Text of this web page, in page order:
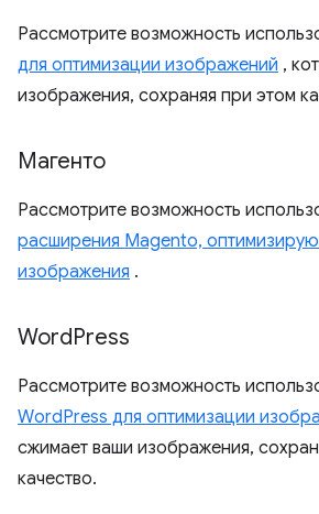
Рассмотрите возможность
для оптимизации изображений ,
изображения, сохраняя при этом
Магенто
Рассмотрите возможность
расширения Magento,
изображения .
WordPress
Рассмотрите возможность
WordPress для оптимизации
сжимает ваши изображения,
качество.